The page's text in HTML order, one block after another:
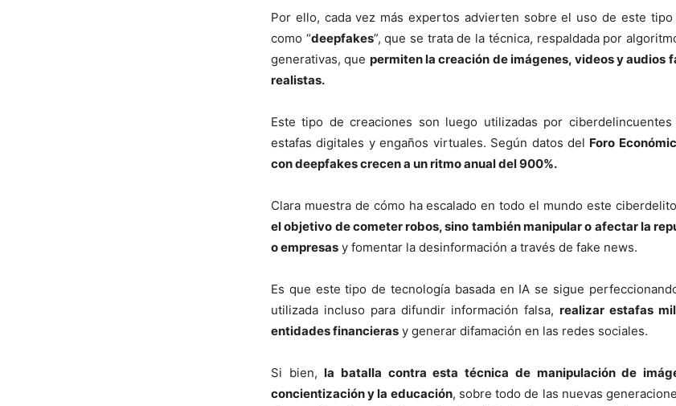
Por ello, cada vez más expertos advierten sobre el uso de este tipo
como “deepfakes”, que se trata de la técnica, respaldada por
generativas, que permiten la creación de imágenes, videos y audios
realistas.
Este tipo de creaciones son luego utilizadas por
estafas digitales y engaños virtuales. Según datos del Foro
con deepfakes crecen a un ritmo anual del 900%.
Clara muestra de cómo ha escalado en todo el mundo este
el objetivo de cometer robos, sino también manipular o afectar la
o empresas y fomentar la desinformación a través de fake news.
Es que este tipo de tecnología basada en IA se sigue
utilizada incluso para difundir información falsa, realizar estafas
entidades financieras y generar difamación en las redes sociales.
Si bien,la batalla contra esta técnica de manipulación de
concientización y la educación, sobre todo de las nuevas